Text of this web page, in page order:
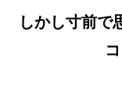
しかし寸前で